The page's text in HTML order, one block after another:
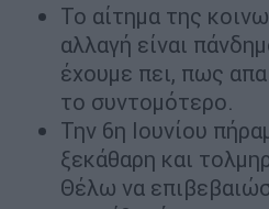
Το αίτημα της
αλλαγή είναι
έχουμε πει, πως
το συντομότερο.
Την 6η Ιουνίου
ξεκάθαρη και
Θέλω να